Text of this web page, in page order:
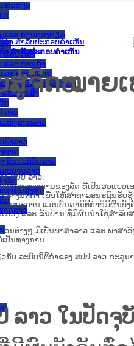
ສະຫງົບ
ດ
ແລະ ການທ່ອງທ່ຽວ
ກ
ແລະ ກິລາ
ແລະ ການຄ້າ
ລະ ການສື່ສານ
ະ ສະຫວັດດີການສັງຄົມ
ແລະ ຂົນສົ່ງ
ກ
ລາວ
ຫ່ງຊາດລາວ
ຍິງລາວ
ຊາດ
ຊົນປະຕິວັດລາວ
ະບານລາວ
ລັດ
ຊາຊົນສູງສຸດ
ດ
າດລາວ
ດ
າ ສໍາລັບປະກອບຄໍາເຫັນ
ຈົດໝາຍເ
ສປປ ລາວ.
ສານ​ທາງ​ການ​ຂອງ​ລັດ ທີ່​ເປັນ​ຮູບ​ແບບ​ເ
ຮ່າງນິຕິກໍາ ເພື່ອໃຫ້​ສາ​ທາ​ລະ​ນະ​ຊົນ​ຮັບ​
ລັດ​ຖະ​ການ ​ແມ່ນ​ບັນ​ດາ​ນິ​ຕິ​ກຳ​ທີ່​ມີ​ຜົນ​ບັ
ມືອງ ແລະ ຂັ້ນ​ບ້ານ ​ທີ່​ມີ​ຜົນ​ນຳ​ໃຊ້​ສຳ​ລັບ​
ນຕ່າງໆ ມີເປັນພາສາລາວ ແລະ ພາສາ
ປັນທາງການ.
ກັບ ລະບົບນິຕິກຳຂອງ ສປປ ລາວ ກະລຸນ
ລາວ ໃນປັດ